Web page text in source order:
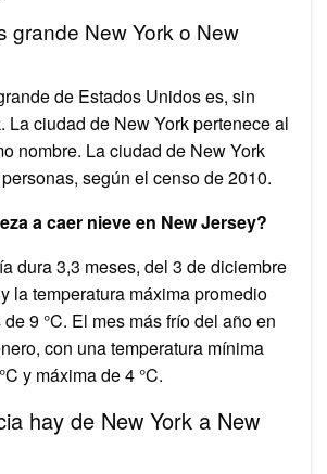
grande New York o New
de Estados Unidos es, sin
La ciudad de New York pertenece al
nombre. La ciudad de New York
según el censo de 2010.
a caer nieve en New Jersey?
dura 3,3 meses, del 3 de diciembre
la temperatura máxima promedio
9 °C. El mes más frío del año en
con una temperatura mínima
y máxima de 4 °C.
hay de New York a New